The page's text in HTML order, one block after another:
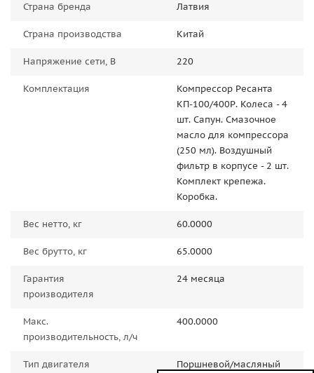
Страна бренда Латвия
Страна производства Китай
Напряжение сети, В 220
Комплектация
Компрессор Ресанта
КП-100/400Р. Колеса - 4
шт. Сапун. Смазочное
масло для компрессора
(250 мл). Воздушный
фильтр в корпусе - 2 шт.
Комплект крепежа.
Коробка.
Вес нетто, кг 60.0000
Вес брутто, кг 65.0000
Гарантия
производителя
24 месяца
Макс.
производительность, л/ч
400.0000
Тип двигателя Поршневой/масляный